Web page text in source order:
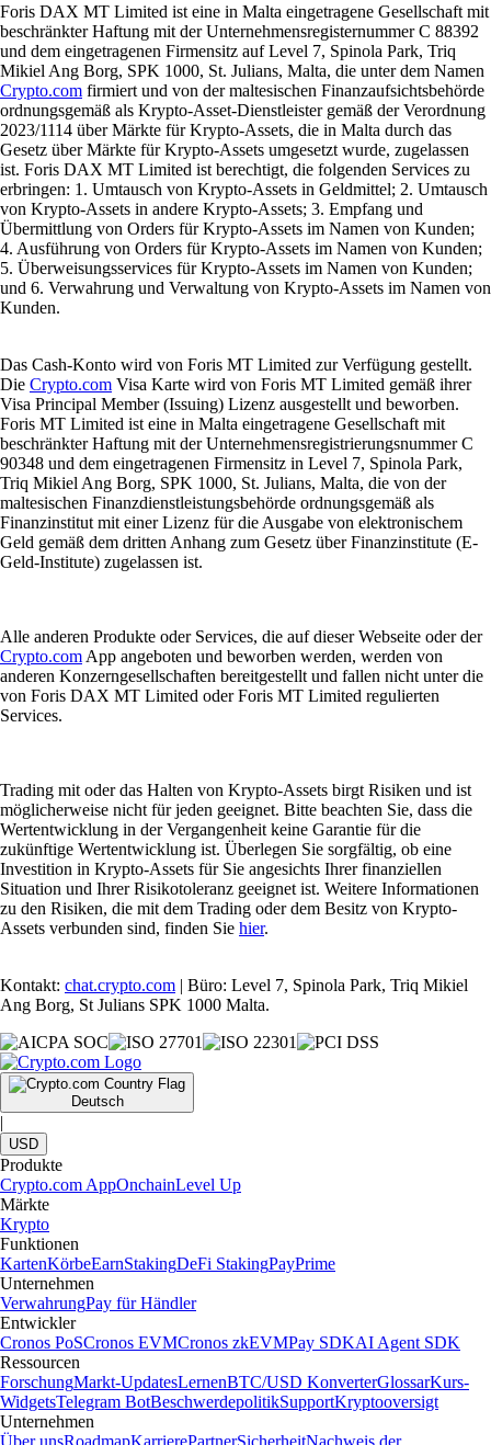
Foris DAX MT Limited ist eine in Malta eingetragene Gesellschaft mit
beschränkter Haftung mit der Unternehmensregisternummer C 88392
und dem eingetragenen Firmensitz auf Level 7, Spinola Park, Triq
Mikiel Ang Borg, SPK 1000, St. Julians, Malta, die unter dem Namen
Crypto.com firmiert und von der maltesischen Finanzaufsichtsbehörde
ordnungsgemäß als Krypto-Asset-Dienstleister gemäß der Verordnung
2023/1114 über Märkte für Krypto-Assets, die in Malta durch das
Gesetz über Märkte für Krypto-Assets umgesetzt wurde, zugelassen
ist. Foris DAX MT Limited ist berechtigt, die folgenden Services zu
erbringen: 1. Umtausch von Krypto-Assets in Geldmittel; 2. Umtausch
von Krypto-Assets in andere Krypto-Assets; 3. Empfang und
Übermittlung von Orders für Krypto-Assets im Namen von Kunden;
4. Ausführung von Orders für Krypto-Assets im Namen von Kunden;
5. Überweisungsservices für Krypto-Assets im Namen von Kunden;
und 6. Verwahrung und Verwaltung von Krypto-Assets im Namen von
Kunden.
Das Cash-Konto wird von Foris MT Limited zur Verfügung gestellt.
Die Crypto.com Visa Karte wird von Foris MT Limited gemäß ihrer
Visa Principal Member (Issuing) Lizenz ausgestellt und beworben.
Foris MT Limited ist eine in Malta eingetragene Gesellschaft mit
beschränkter Haftung mit der Unternehmensregistrierungsnummer C
90348 und dem eingetragenen Firmensitz in Level 7, Spinola Park,
Triq Mikiel Ang Borg, SPK 1000, St. Julians, Malta, die von der
maltesischen Finanzdienstleistungsbehörde ordnungsgemäß als
Finanzinstitut mit einer Lizenz für die Ausgabe von elektronischem
Geld gemäß dem dritten Anhang zum Gesetz über Finanzinstitute (E-
Geld-Institute) zugelassen ist.
Alle anderen Produkte oder Services, die auf dieser Webseite oder der
Crypto.com App angeboten und beworben werden, werden von
anderen Konzerngesellschaften bereitgestellt und fallen nicht unter die
von Foris DAX MT Limited oder Foris MT Limited regulierten
Services.
Trading mit oder das Halten von Krypto-Assets birgt Risiken und ist
möglicherweise nicht für jeden geeignet. Bitte beachten Sie, dass die
Wertentwicklung in der Vergangenheit keine Garantie für die
zukünftige Wertentwicklung ist. Überlegen Sie sorgfältig, ob eine
Investition in Krypto-Assets für Sie angesichts Ihrer finanziellen
Situation und Ihrer Risikotoleranz geeignet ist. Weitere Informationen
zu den Risiken, die mit dem Trading oder dem Besitz von Krypto-
Assets verbunden sind, finden Sie hier.
Kontakt: chat.crypto.com | Büro: Level 7, Spinola Park, Triq Mikiel
Ang Borg, St Julians SPK 1000 Malta.
Deutsch
|
USD
Produkte
Crypto.com AppOnchainLevel Up
Märkte
Krypto
Funktionen
KartenKörbeEarnStakingDeFi StakingPayPrime
Unternehmen
VerwahrungPay für Händler
Entwickler
Cronos PoSCronos EVMCronos zkEVMPay SDKAI Agent SDK
Ressourcen
ForschungMarkt-UpdatesLernenBTC/USD KonverterGlossarKurs-
WidgetsTelegram BotBeschwerdepolitikSupportKryptooversigt
Unternehmen
Über unsRoadmapKarrierePartnerSicherheitNachweis der